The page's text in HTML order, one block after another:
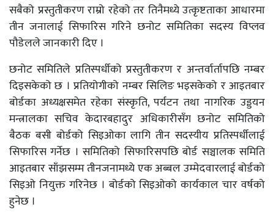
सबैको प्रस्तुतीकरण राम्रो रहेको तर तिनैमध्ये उत्कृष्टताका आधारमा
तीन जनालाई सिफारिस गरिने छनोट समितिका सदस्य विप्लव
पौडेलले जानकारी दिए ।
छनोट समितिले प्रतिस्पर्धीको प्रस्तुतीकरण र अन्तर्वार्तापछि नम्बर
दिइसकेको छ । प्रतियोगीको नम्बर सिलिङ भइसकेको र आइतबार
बोर्डका अध्यक्षसमेत रहेका संस्कृति, पर्यटन तथा नागरिक उड्डयन
मन्त्रालका सचिव केदारबहादुर अधिकारीसँग छनोट समितिको
बैठक बसी बोर्डको सिइओका लागि तीन सदस्यीय प्रतिस्पर्धीलाई
सिफारिस गर्नेछ । समितिको सिफारिसपछि बोर्ड सञ्चालक समिति
आइतबार साँझसम्म तीनजनामध्ये एक अब्बल उम्मेदवारलाई बोर्डको
सिइओ नियुक्त गरिनेछ । बोर्डको सिइओको कार्यकाल चार वर्षको
हुनेछ ।